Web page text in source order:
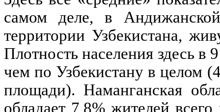
самом деле, в
территории Узбекистана,
Плотность населения здесь в
чем по Узбекистану в целом
площади). Наманганская
обладает 7,8% жителей